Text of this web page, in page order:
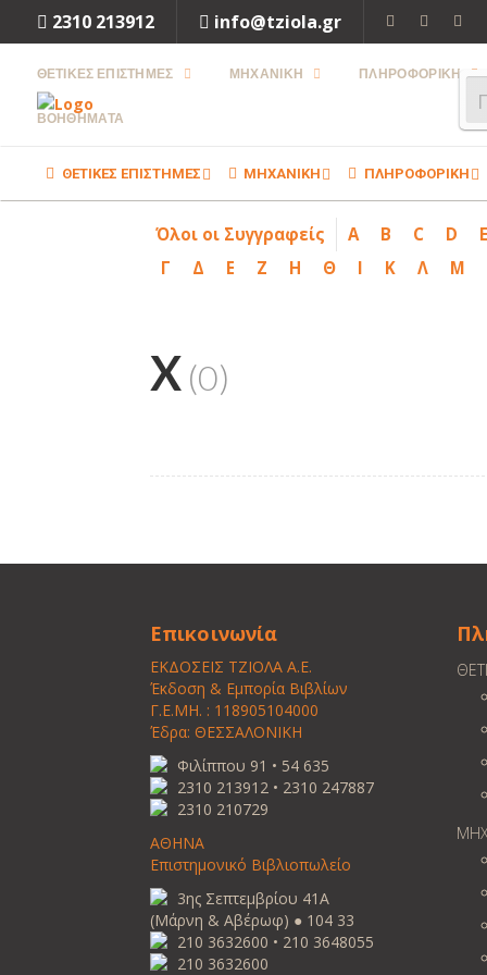
info@tziola.gr
2310 213912
ΘΕΤΙΚΕΣ ΕΠΙΣΤΗΜΕΣ ΜΗΧΑΝΙΚΗ ΠΛΗΡΟΦΟΡΙΚΗ
ΒΟΗΘΗΜΑΤΑ
ΘΕΤΙΚΕΣ ΕΠΙΣΤΗΜΕΣ ΜΗΧΑΝΙΚΗ ΠΛΗΡΟΦΟΡΙΚΗ
Όλοι οι Συγγραφείς A B C D
E
Γ
Δ Ε Ζ Η Θ Ι Κ Λ Μ
X (0)
Επικοινωνία
ΕΚΔΟΣΕΙΣ ΤΖΙΟΛΑ Α.Ε.
Έκδοση & Εμπορία Βιβλίων
Γ.Ε.ΜΗ. : 118905104000
Έδρα: ΘΕΣΣΑΛΟΝΙΚΗ
Φιλίππου 91 • 54 635
2310 213912 • 2310 247887
2310 210729
ΑΘΗΝΑ
Επιστημονικό Βιβλιοπωλείο
3ης Σεπτεμβρίου 41Α
(Μάρνη & Αβέρωφ) ● 104 33
210 3632600 • 210 3648055
210 3632600